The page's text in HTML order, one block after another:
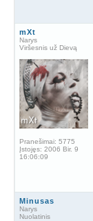
mXt
Narys
Viršesnis už Dievą
Pranešimai: 5775
Įstojęs: 2006 Bir. 9
16:06:09
Minusas
Narys
Nuolatinis